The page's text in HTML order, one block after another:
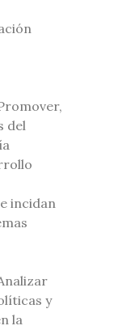
del
incidan
y
la